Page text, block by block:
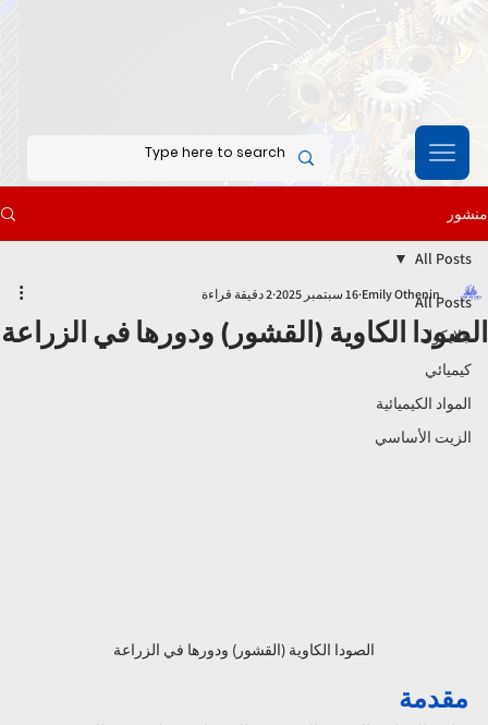
منشور
All Posts
جلايكول
كيميائي
المواد الكيميائية
الزيت الأساسي
All Posts
الصودا الكاوية (القشور) ودورها في الزراعة
Emily Othenin 16 سبتمبر 2025 2 دقيقة قراءة
الصودا الكاوية (القشور) ودورها في الزراعة
مقدمة